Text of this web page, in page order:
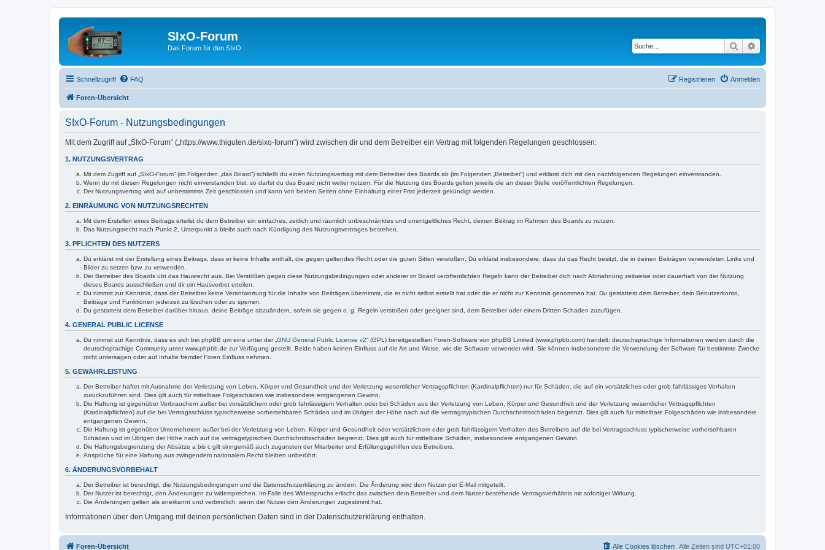
SIxO-Forum
Das Forum für den SIxO Suche
Schnellzugriff FAQ Anmelden
Registrieren
Foren-Übersicht
SIxO-Forum - Nutzungsbedingungen
Mit dem Zugriff auf „SIxO-Forum“ („https://www.thiguten.de/sixo-forum“) wird zwischen dir und dem Betreiber ein Vertrag mit folgenden Regelungen geschlossen:
1. NUTZUNGSVERTRAG
Mit dem Zugriff auf „SIxO-Forum“ (im Folgenden „das Board“) schließt du einen Nutzungsvertrag mit dem Betreiber des Boards ab (im Folgenden „Betreiber“) und erklärst dich mit den nachfolgenden Regelungen einverstanden.
Wenn du mit diesen Regelungen nicht einverstanden bist, so darfst du das Board nicht weiter nutzen. Für die Nutzung des Boards gelten jeweils die an dieser Stelle veröffentlichten Regelungen.
Der Nutzungsvertrag wird auf unbestimmte Zeit geschlossen und kann von beiden Seiten ohne Einhaltung einer Frist jederzeit gekündigt werden.
2. EINRÄUMUNG VON NUTZUNGSRECHTEN
Mit dem Erstellen eines Beitrags erteilst du dem Betreiber ein einfaches, zeitlich und räumlich unbeschränktes und unentgeltliches Recht, deinen Beitrag im Rahmen des Boards zu nutzen.
Das Nutzungsrecht nach Punkt 2, Unterpunkt a bleibt auch nach Kündigung des Nutzungsvertrages bestehen.
3. PFLICHTEN DES NUTZERS
Du erklärst mit der Erstellung eines Beitrags, dass er keine Inhalte enthält, die gegen geltendes Recht oder die guten Sitten verstoßen. Du erklärst insbesondere, dass du das Recht besitzt, die in deinen Beiträgen verwendeten Links und
Bilder zu setzen bzw. zu verwenden.
Der Betreiber des Boards übt das Hausrecht aus. Bei Verstößen gegen diese Nutzungsbedingungen oder anderer im Board veröffentlichten Regeln kann der Betreiber dich nach Abmahnung zeitweise oder dauerhaft von der Nutzung
dieses Boards ausschließen und dir ein Hausverbot erteilen.
Du nimmst zur Kenntnis, dass der Betreiber keine Verantwortung für die Inhalte von Beiträgen übernimmt, die er nicht selbst erstellt hat oder die er nicht zur Kenntnis genommen hat. Du gestattest dem Betreiber, dein Benutzerkonto,
Beiträge und Funktionen jederzeit zu löschen oder zu sperren.
Du gestattest dem Betreiber darüber hinaus, deine Beiträge abzuändern, sofern sie gegen o. g. Regeln verstoßen oder geeignet sind, dem Betreiber oder einem Dritten Schaden zuzufügen.
4. GENERAL PUBLIC LICENSE
Du nimmst zur Kenntnis, dass es sich bei phpBB um eine unter der „ GNU General Public License v2“ (GPL) bereitgestellten Foren-Software von phpBB Limited (www.phpbb.com) handelt; deutschsprachige Informationen werden durch die
deutschsprachige Community unter www.phpbb.de zur Verfügung gestellt. Beide haben keinen Einfluss auf die Art und Weise, wie die Software verwendet wird. Sie können insbesondere die Verwendung der Software für bestimmte Zwecke
nicht untersagen oder auf Inhalte fremder Foren Einfluss nehmen.
5. GEWÄHRLEISTUNG
Der Betreiber haftet mit Ausnahme der Verletzung von Leben, Körper und Gesundheit und der Verletzung wesentlicher Vertragspflichten (Kardinalpflichten) nur für Schäden, die auf ein vorsätzliches oder grob fahrlässiges Verhalten
zurückzuführen sind. Dies gilt auch für mittelbare Folgeschäden wie insbesondere entgangenen Gewinn.
Die Haftung ist gegenüber Verbrauchern außer bei vorsätzlichem oder grob fahrlässigem Verhalten oder bei Schäden aus der Verletzung von Leben, Körper und Gesundheit und der Verletzung wesentlicher Vertragspflichten
(Kardinalpflichten) auf die bei Vertragsschluss typischerweise vorhersehbaren Schäden und im übrigen der Höhe nach auf die vertragstypischen Durchschnittsschäden begrenzt. Dies gilt auch für mittelbare Folgeschäden wie insbesondere
entgangenen Gewinn.
Die Haftung ist gegenüber Unternehmern außer bei der Verletzung von Leben, Körper und Gesundheit oder vorsätzlichem oder grob fahrlässigem Verhalten des Betreibers auf die bei Vertragsschluss typischerweise vorhersehbaren
Schäden und im Übrigen der Höhe nach auf die vertragstypischen Durchschnittsschäden begrenzt. Dies gilt auch für mittelbare Schäden, insbesondere entgangenen Gewinn.
Die Haftungsbegrenzung der Absätze a bis c gilt sinngemäß auch zugunsten der Mitarbeiter und Erfüllungsgehilfen des Betreibers.
Ansprüche für eine Haftung aus zwingendem nationalem Recht bleiben unberührt.
6. ÄNDERUNGSVORBEHALT
Der Betreiber ist berechtigt, die Nutzungsbedingungen und die Datenschutzerklärung zu ändern. Die Änderung wird dem Nutzer per E-Mail mitgeteilt.
Der Nutzer ist berechtigt, den Änderungen zu widersprechen. Im Falle des Widerspruchs erlischt das zwischen dem Betreiber und dem Nutzer bestehende Vertragsverhältnis mit sofortiger Wirkung.
Die Änderungen gelten als anerkannt und verbindlich, wenn der Nutzer den Änderungen zugestimmt hat.
Informationen über den Umgang mit deinen persönlichen Daten sind in der Datenschutzerklärung enthalten.
Foren-Übersicht Alle Zeiten sind UTC+01:00
Alle Cookies löschen